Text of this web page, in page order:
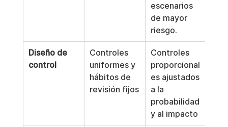
escenarios
de mayor
riesgo.
Diseño de
control
Controles
uniformes y
hábitos de
revisión fijos
Controles
proporcional
es ajustados
a la
probabilidad
y al impacto